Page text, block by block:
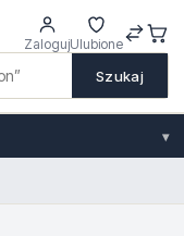
Szukaj
ZalogujUlubione
▾